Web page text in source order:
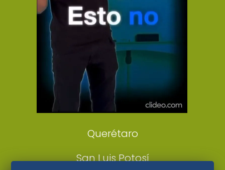
De 10 sports
DeDinero
Confabulario
Aviso Oportuno
Consultas
Querétaro
San Luis Potosí